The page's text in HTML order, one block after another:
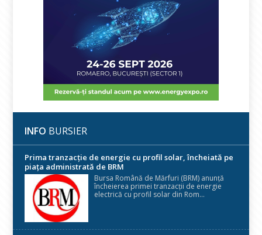
INFO BURSIER
Prima tranzacție de energie cu profil solar, încheiată pe
piața administrată de BRM
Bursa Română de Mărfuri (BRM) anunță
încheierea primei tranzacții de energie
electrică cu profil solar din Rom...